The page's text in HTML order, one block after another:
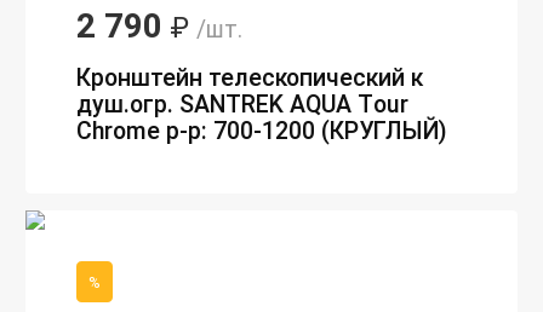
2 790 ₽ /шт.
Кронштейн телескопический к
душ.огр. SANTREK AQUA Тour
Chrome р-р: 700-1200 (КРУГЛЫЙ)
%